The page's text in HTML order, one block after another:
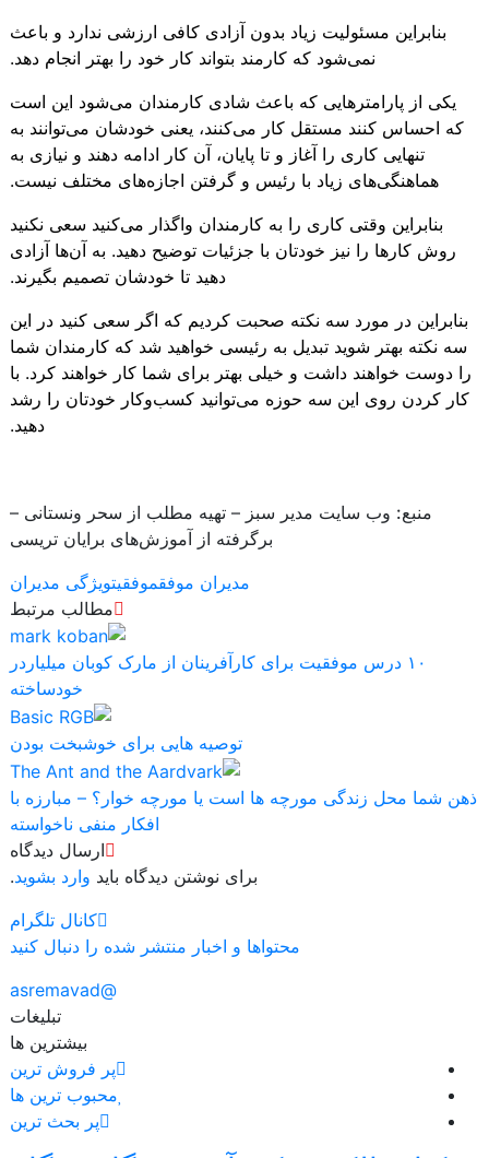
بنابراین مسئولیت زیاد بدون آزادی کافی ارزشی ندارد و باعث
نمی‌شود که کارمند بتواند کار خود را بهتر انجام دهد.
یکی از پارامترهایی که باعث شادی کارمندان می‌شود این است
که احساس کنند مستقل کار می‌کنند، یعنی خودشان می‌توانند به‌
تنهایی کاری را آغاز و تا پایان، آن کار ادامه دهند و نیازی به
هماهنگی‌های زیاد با رئیس و گرفتن اجازه‌های مختلف نیست.
بنابراین وقتی کاری را به کارمندان واگذار می‌کنید سعی نکنید
روش کارها را نیز خودتان با جزئیات توضیح دهید. به آن‌ها آزادی
دهید تا خودشان تصمیم بگیرند.
بنابراین در مورد سه نکته صحبت کردیم که اگر سعی کنید در این
سه نکته بهتر شوید تبدیل به رئیسی خواهید شد که کارمندان شما
را دوست خواهند داشت و خیلی بهتر برای شما کار خواهند کرد. با
کار کردن روی این سه حوزه می‌توانید کسب‌وکار خودتان را رشد
دهید.
منبع: وب سایت مدیر سبز – تهیه مطلب از سحر ونستانی –
برگرفته از آموزش‌های برایان تریسی
مدیران موفقموفقیتویژگی مدیران
مطالب مرتبط
۱۰ درس موفقیت برای کارآفرینان از مارک کوبان میلیاردر
خودساخته
توصیه هایی برای خوشبخت بودن
ذهن شما محل زندگی مورچه ها است یا مورچه خوار؟ – مبارزه با
افکار منفی ناخواسته
ارسال دیدگاه
برای نوشتن دیدگاه باید وارد بشوید.
کانال تلگرام
محتواها و اخبار منتشر شده را دنبال کنید
@asremavad
تبلیغات
بیشترین ها
پر فروش ترین
محبوب ترین ها
پر بحث ترین